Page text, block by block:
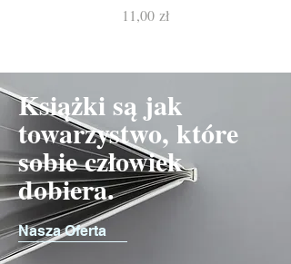
Cena
11,00 zł
Książki są jak
towarzystwo, które
sobie człowiek
dobiera.
Nasza Oferta